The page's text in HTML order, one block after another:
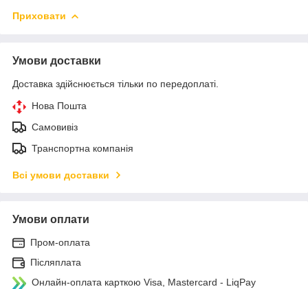
Приховати
Умови доставки
Доставка здійснюється тільки по передоплаті.
Нова Пошта
Самовивіз
Транспортна компанія
Всі умови доставки
Умови оплати
Пром-оплата
Післяплата
Онлайн-оплата карткою Visa, Mastercard - LiqPay